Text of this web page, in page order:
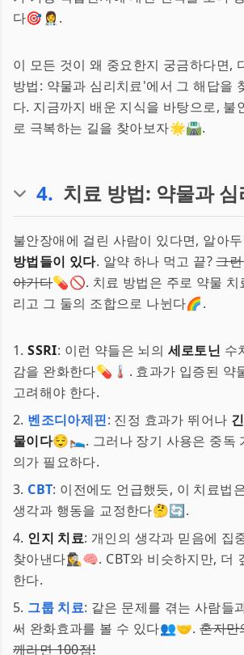
다🎯👩‍⚕️.
이 모든 것이 왜 중요한지 궁금하다면,
방법: 약물과 심리치료'에서 그 해답을
다. 지금까지 배운 지식을 바탕으로, 불
로 극복하는 길을 찾아보자🌟🛣️.
4. 치료 방법: 약물과
불안장애에 걸린 사람이 있다면, 알아두
방법들이 있다. 알약 하나 먹고 끝?그
야기다💊🚫. 치료 방법은 주로 약물 치
리고 그 둘의 조합으로 나뉜다🌈.
1.SSRI: 이런 약들은 뇌의 세로토닌 수
감을 완화한다💊🌡️. 효과가 입증된 약
고려해야 한다.
2. 벤조디아제핀: 진정 효과가 뛰어나
물이다😌🛌. 그러나 장기 사용은 중독
의가 필요하다.
3. CBT: 이전에도 언급했듯, 이 치료법
생각과 행동을 교정한다🤔🔄.
4. 인지 치료: 개인의 생각과 믿음에 집
찾아낸다🕵️‍♀️🧠. CBT와 비슷하지만, 더
한다.
5. 그룹 치료: 같은 문제를 겪는 사람들
써 완화효과를 볼 수 있다👥🤝.혼자만
께라면 100점!